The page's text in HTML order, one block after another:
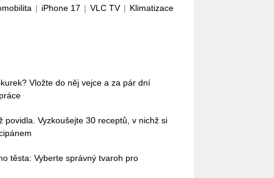
| iPhone 17 | VLC TV | Klimatizace
Vložte do něj vejce a za pár dní
Vyzkoušejte 30 receptů, v nichž si
těsta: Vyberte správný tvaroh pro